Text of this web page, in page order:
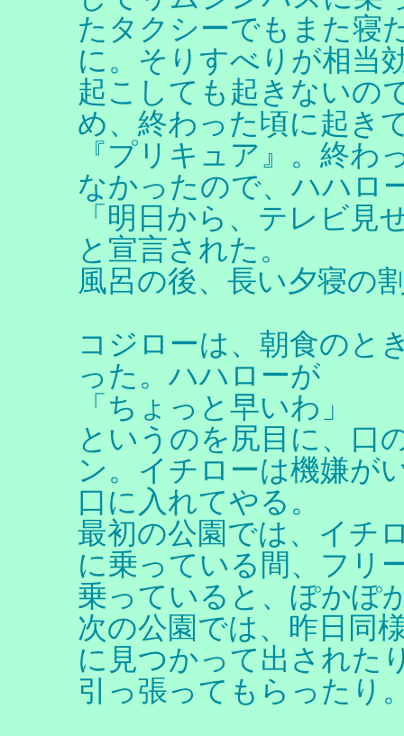
たタクシーでもまた寝
に。そりすべりが相当
起こしても起きないの
め、終わった頃に起き
『プリキュア』。終わ
なかったので、ハハロ
「明日から、テレビ見
と宣言された。
風呂の後、長い夕寝の
コジローは、朝食のと
った。ハハローが
「ちょっと早いわ」
というのを尻目に、口
ン。イチローは機嫌が
口に入れてやる。
最初の公園では、イチ
に乗っている間、フリ
乗っていると、ぽかぽ
次の公園では、昨日同
に見つかって出された
引っ張ってもらったり